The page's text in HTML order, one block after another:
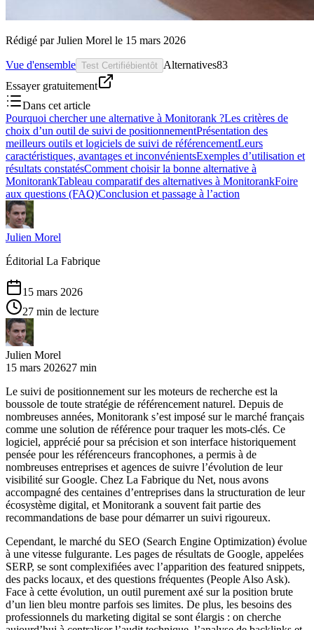
Rédigé par Julien Morel le 15 mars 2026
Vue d'ensemble Test Certifiébientôt Alternatives83
Essayer gratuitement
Dans cet article
Pourquoi chercher une alternative à Monitorank ?Les critères de
choix d’un outil de suivi de positionnementPrésentation des
meilleurs outils et logiciels de suivi de référencementLeurs
caractéristiques, avantages et inconvénientsExemples d’utilisation et
résultats constatésComment choisir la bonne alternative à
MonitorankTableau comparatif des alternatives à MonitorankFoire
aux questions (FAQ)Conclusion et passage à l’action
Julien Morel
Éditorial La Fabrique
15 mars 2026
27 min de lecture
Julien Morel
15 mars 202627 min
Le suivi de positionnement sur les moteurs de recherche est la
boussole de toute stratégie de référencement naturel. Depuis de
nombreuses années, Monitorank s’est imposé sur le marché français
comme une solution de référence pour traquer les mots-clés. Ce
logiciel, apprécié pour sa précision et son interface historiquement
pensée pour les référenceurs francophones, a permis à de
nombreuses entreprises et agences de suivre l’évolution de leur
visibilité sur Google. Chez La Fabrique du Net, nous avons
accompagné des centaines d’entreprises dans la structuration de leur
écosystème digital, et Monitorank a souvent fait partie des
recommandations de base pour démarrer un suivi rigoureux.
Cependant, le marché du SEO (Search Engine Optimization) évolue
à une vitesse fulgurante. Les pages de résultats de Google, appelées
SERP, se sont complexifiées avec l’apparition des featured snippets,
des packs locaux, et des questions fréquentes (People Also Ask).
Face à cette évolution, un outil purement axé sur la position brute
d’un lien bleu montre parfois ses limites. De plus, les besoins des
professionnels du marketing digital se sont élargis : on cherche